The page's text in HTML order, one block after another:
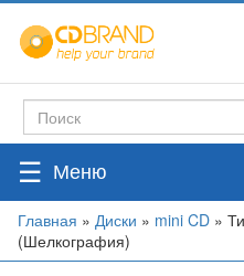
Перейти
основному
Форма
поиска
Поиск
☰
Вы
здесь
Главная » Диски » mini CD »
(Шелкография)